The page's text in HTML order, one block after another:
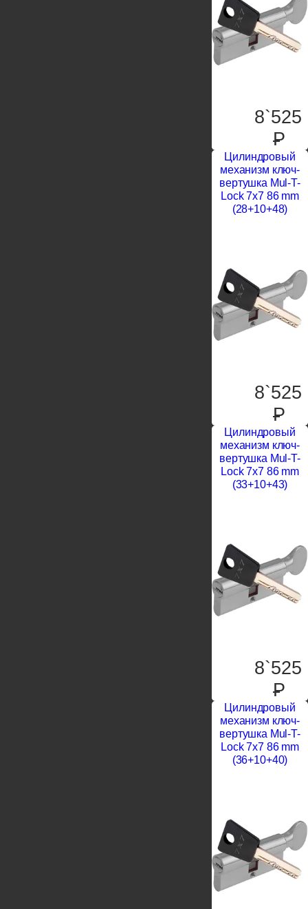
8`525
P
Цилиндровый
механизм ключ-
вертушка Mul-T-
Lock 7x7 86 mm
(28+10+48)
8`525
P
Цилиндровый
механизм ключ-
вертушка Mul-T-
Lock 7x7 86 mm
(33+10+43)
8`525
P
Цилиндровый
механизм ключ-
вертушка Mul-T-
Lock 7x7 86 mm
(36+10+40)